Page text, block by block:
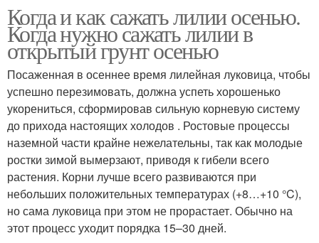
Когда и как сажать лилии осенью.
Когда нужно сажать лилии в
открытый грунт осенью
Посаженная в осеннее время лилейная луковица, чтобы
успешно перезимовать, должна успеть хорошенько
укорениться, сформировав сильную корневую систему
до прихода настоящих холодов . Ростовые процессы
наземной части крайне нежелательны, так как молодые
ростки зимой вымерзают, приводя к гибели всего
растения. Корни лучше всего развиваются при
небольших положительных температурах (+8…+10 °C),
но сама луковица при этом не прорастает. Обычно на
этот процесс уходит порядка 15–30 дней.